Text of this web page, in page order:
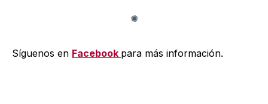
Síguenos en Facebook para más información.